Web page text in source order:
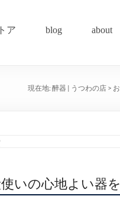
ア blog about
現在地: 醉器 | うつわの店>
いの心地よい器